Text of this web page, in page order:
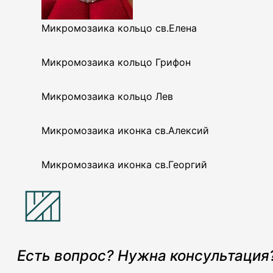
Микромозаика кольцо св.Елена
Микромозаика кольцо Грифон
Микромозаика кольцо Лев
Микромозаика иконка св.Алексий
Микромозаика иконка св.Георгий
Есть вопрос? Нужна